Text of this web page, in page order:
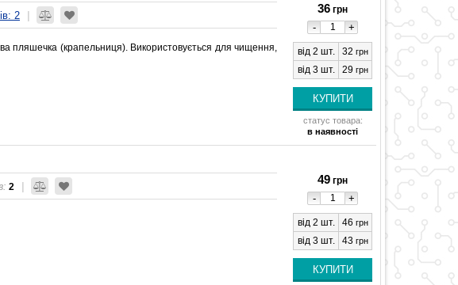
2
пляшечка (крапельниця). Використовується для чищення,
36 грн
- +
від 2 шт. 32 грн
від 3 шт. 29 грн
статус товара:
в наявності
2
49 грн
- +
від 2 шт. 46 грн
від 3 шт. 43 грн